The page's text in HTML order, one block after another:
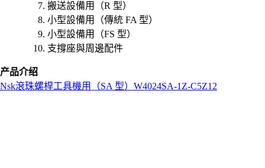
搬送設備用（R 型）
小型設備用（傳統 FA 型）
小型設備用（FS 型）
支撐座與周邊配件
产品介绍
Nsk滾珠螺桿工具機用（SA 型） W4024SA-1Z-C5Z12